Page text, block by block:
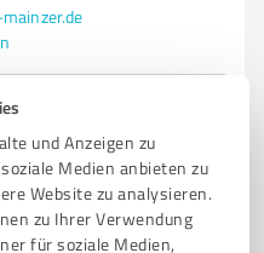
und Anzeigen zu
Medien anbieten zu
Website zu analysieren.
zu Ihrer Verwendung
für soziale Medien,